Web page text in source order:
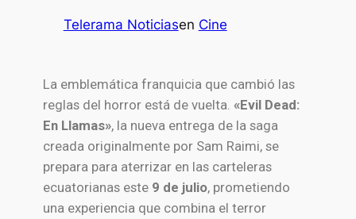
Telerama Noticiasen Cine
La emblemática franquicia que cambió las
reglas del horror está de vuelta. «Evil Dead:
En Llamas», la nueva entrega de la saga
creada originalmente por Sam Raimi, se
prepara para aterrizar en las carteleras
ecuatorianas este 9 de julio, prometiendo
una experiencia que combina el terror